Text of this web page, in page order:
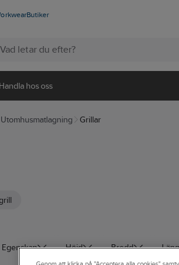
Butiker
Handla hos oss
Utomhusmatlagning Grillar
Egenskap Höjd Bredd